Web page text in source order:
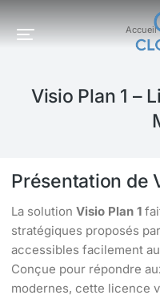
Vous êtes ici : Accueil
Visio Plan 1 –
Présentation de
La solution Visio Plan 1
stratégiques proposés
accessibles facilement au
Conçue pour répondre
modernes, cette licence